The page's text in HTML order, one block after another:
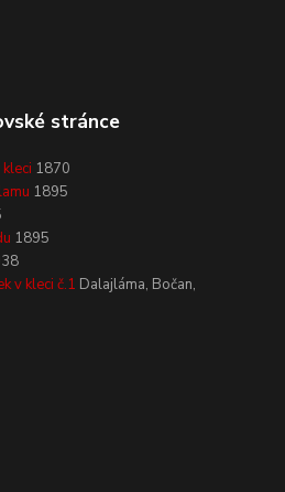
stránce
1870
1895
1895
v kleci č.1 Dalajláma, Bočan,